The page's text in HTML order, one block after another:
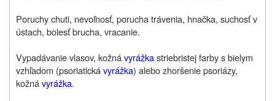
Poruchy chuti, nevoľnosť, porucha trávenia, hnačka, suchosť v
ústach, bolesť brucha, vracanie.
Vypadávanie vlasov, kožnávyrážkastriebristej farby s bielym
vzhľadom (psoriatickávyrážka) alebo zhoršenie psoriázy,
kožnávyrážka.